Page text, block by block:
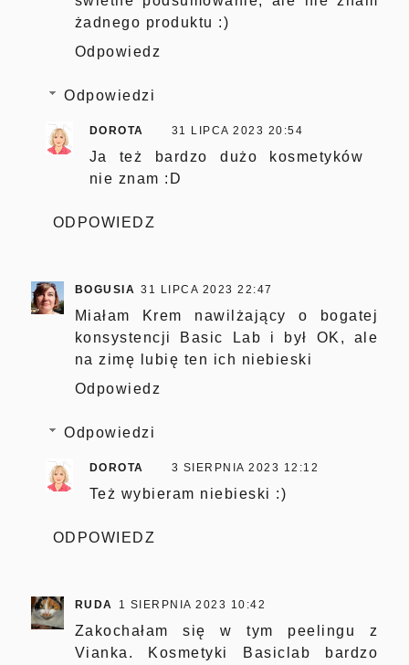
żadnego produktu :)
Odpowiedz
Odpowiedzi
DOROTA 31 LIPCA 2023 20:54
Ja też bardzo dużo kosmetyków
nie znam :D
ODPOWIEDZ
BOGUSIA 31 LIPCA 2023 22:47
Miałam Krem nawilżający o bogatej
konsystencji Basic Lab i był OK, ale
na zimę lubię ten ich niebieski
Odpowiedz
Odpowiedzi
DOROTA 3 SIERPNIA 2023 12:12
Też wybieram niebieski :)
ODPOWIEDZ
RUDA 1 SIERPNIA 2023 10:42
Zakochałam się w tym peelingu z
Vianka. Kosmetyki Basiclab bardzo